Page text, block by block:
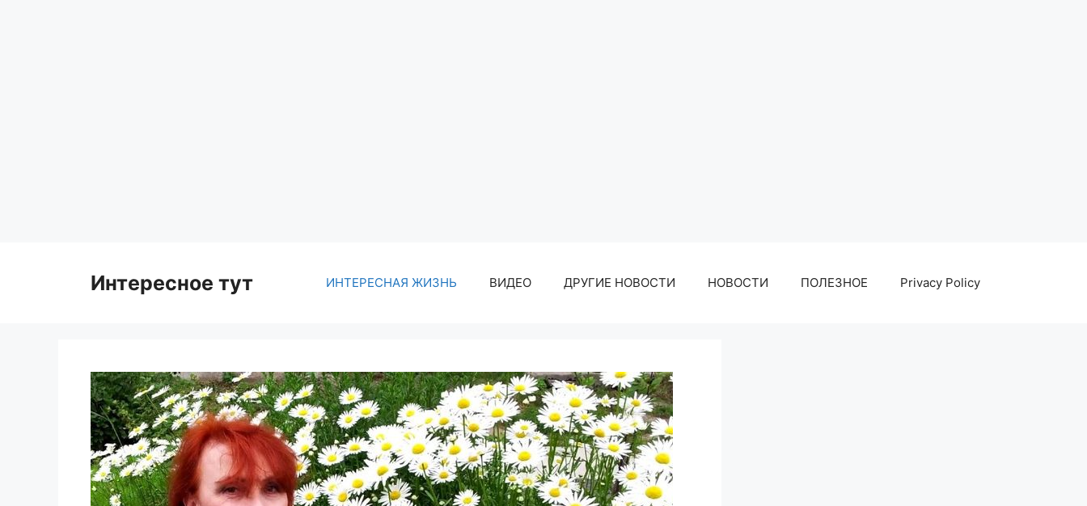
Интересное тут ИНТЕРЕСНАЯ ЖИЗНЬ ВИДЕО ДРУГИЕ НОВОСТИ НОВОСТИ ПОЛЕЗНОЕ Privacy Policy